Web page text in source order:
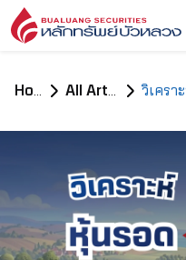
Home All Articles